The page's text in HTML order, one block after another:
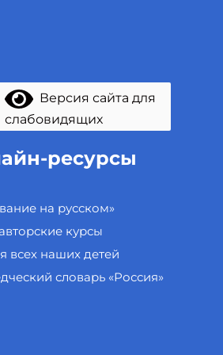
Версия сайта для
слабовидящих
ресурсы
на русском»
курсы
всех наших детей
словарь «Россия»